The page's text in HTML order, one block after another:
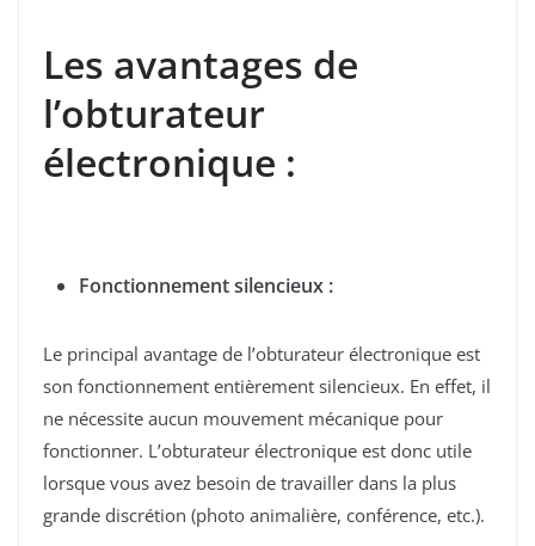
Les avantages de
l’obturateur
électronique :
Fonctionnement silencieux :
Le principal avantage de l’obturateur électronique est
son fonctionnement entièrement silencieux. En effet, il
ne nécessite aucun mouvement mécanique pour
fonctionner. L’obturateur électronique est donc utile
lorsque vous avez besoin de travailler dans la plus
grande discrétion (photo animalière, conférence, etc.).